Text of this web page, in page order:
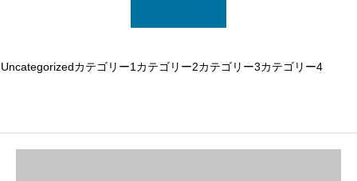
Uncategorizedカテゴリー1 カテゴリー2カテゴリー3カテゴリー4